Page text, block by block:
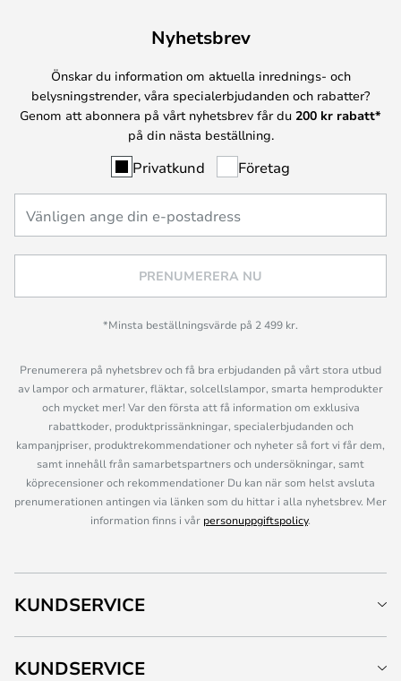
Nyhetsbrev
Önskar du information om aktuella inrednings- och
belysningstrender, våra specialerbjudanden och rabatter?
Genom att abonnera på vårt nyhetsbrev får du 200 kr rabatt*
på din nästa beställning.
Privatkund Företag
PRENUMERERA NU
*Minsta beställningsvärde på 2 499 kr.
Prenumerera på nyhetsbrev och få bra erbjudanden på vårt stora utbud
av lampor och armaturer, fläktar, solcellslampor, smarta hemprodukter
och mycket mer! Var den första att få information om exklusiva
rabattkoder, produktprissänkningar, specialerbjudanden och
kampanjpriser, produktrekommendationer och nyheter så fort vi får dem,
samt innehåll från samarbetspartners och undersökningar, samt
köprecensioner och rekommendationer Du kan när som helst avsluta
prenumerationen antingen via länken som du hittar i alla nyhetsbrev. Mer
information finns i vår personuppgiftspolicy.
KUNDSERVICE
KUNDSERVICE